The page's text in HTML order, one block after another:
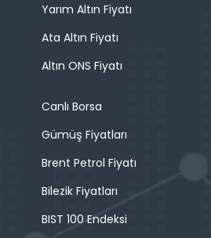
Yarım Altın Fiyatı
Ata Altın Fiyatı
Altın ONS Fiyatı
Canlı Borsa
Gümüş Fiyatları
Brent Petrol Fiyatı
Bilezik Fiyatları
BIST 100 Endeksi